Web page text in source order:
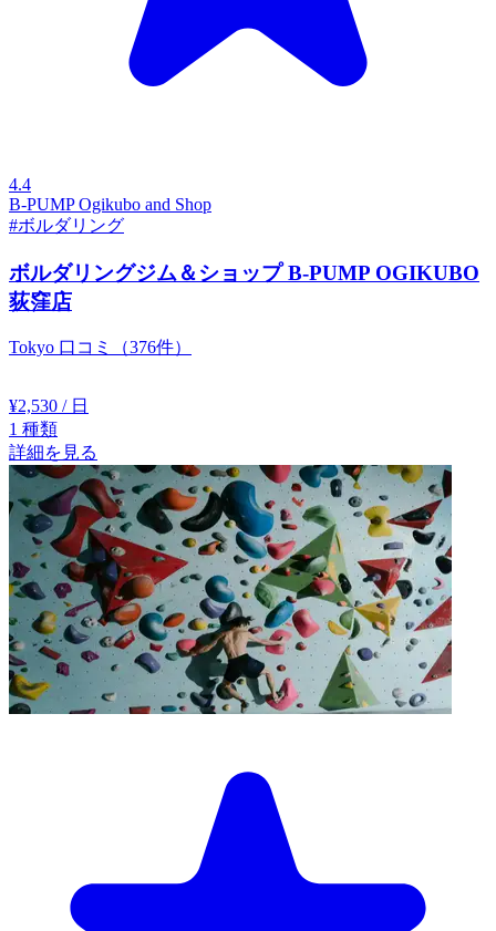
4.4
B-PUMP Ogikubo and Shop
#ボルダリング
ボルダリングジム＆ショップ B-PUMP OGIKUBO
荻窪店
Tokyo 口コミ（376件）
¥2,530 / 日
1 種類
詳細を見る